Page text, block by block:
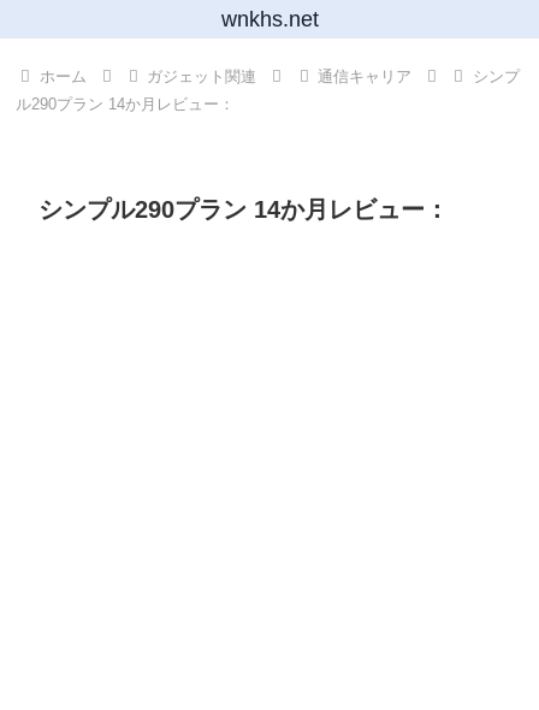
wnkhs.net
ホーム ガジェット関連 通信キャリア
シンプ
ル290プラン 14か月レビュー：
シンプル290プラン 14か月レビュー：